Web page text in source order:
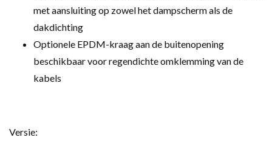
met aansluiting op zowel het dampscherm als de
dakdichting
Optionele EPDM-kraag aan de buitenopening
beschikbaar voor regendichte omklemming van de
kabels
Versie: